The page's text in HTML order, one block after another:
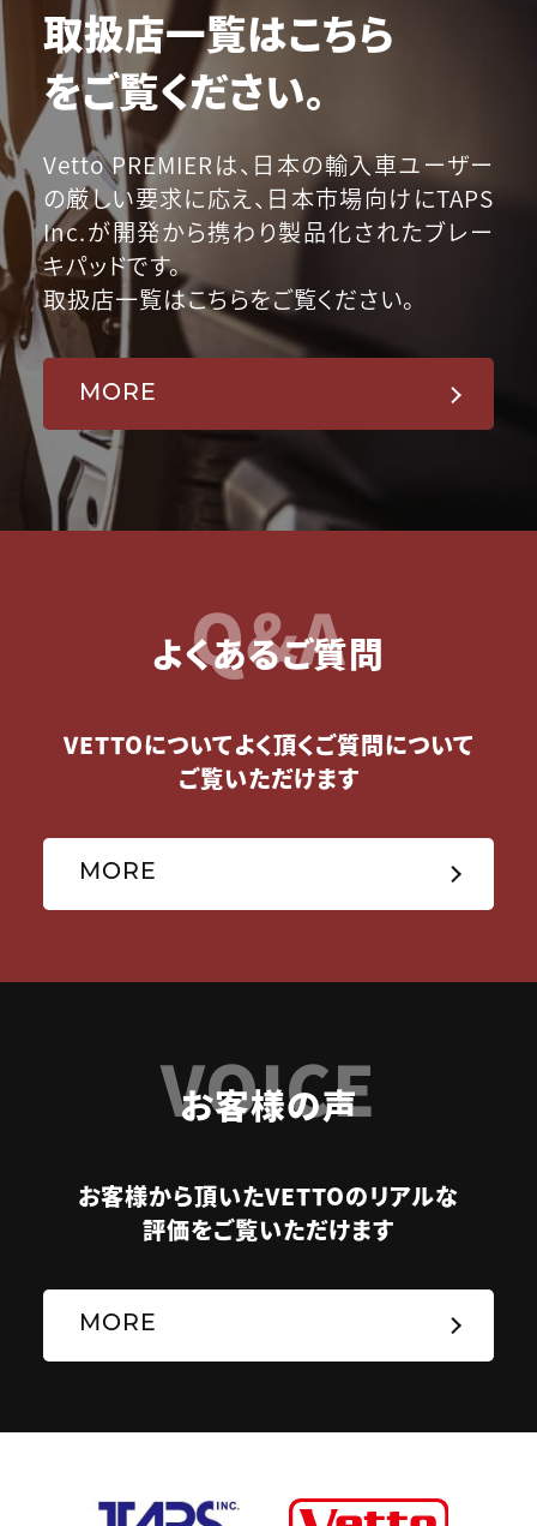
取扱店一覧はこちら
をご覧ください。
Vetto PREMIERは、日本の輸入車ユーザー
の厳しい要求に応え、日本市場向けにTAPS
Inc.が開発から携わり製品化されたブレー
キパッドです。
取扱店一覧はこちらをご覧ください。
MORE
Q&A
よくあるご質問
VETTOについてよく頂くご質問について
ご覧いただけます
MORE
VOICE
お客様の声
お客様から頂いたVETTOのリアルな
評価をご覧いただけます
MORE